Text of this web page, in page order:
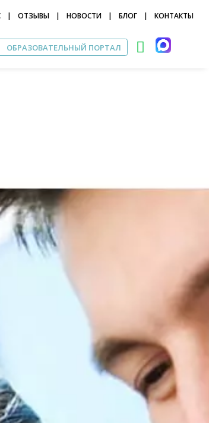
| ОТЗЫВЫ | НОВОСТИ | БЛОГ | КОНТАКТЫ
ОБРАЗОВАТЕЛЬНЫЙ ПОРТАЛ